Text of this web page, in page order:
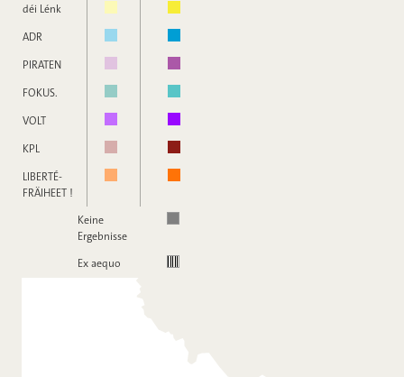
déi Lénk
ADR
PIRATEN
FOKUS.
VOLT
KPL
LIBERTÉ-
FRÄIHEET !
Keine
Ergebnisse
Ex aequo